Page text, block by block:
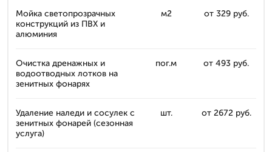
Мойка светопрозрачных
конструкций из ПВХ и
алюминия
м2 от 329 руб.
Очистка дренажных и
водоотводных лотков на
зенитных фонарях
пог.м от 493 руб.
Удаление наледи и сосулек с
зенитных фонарей (сезонная
услуга)
шт. от 2672 руб.